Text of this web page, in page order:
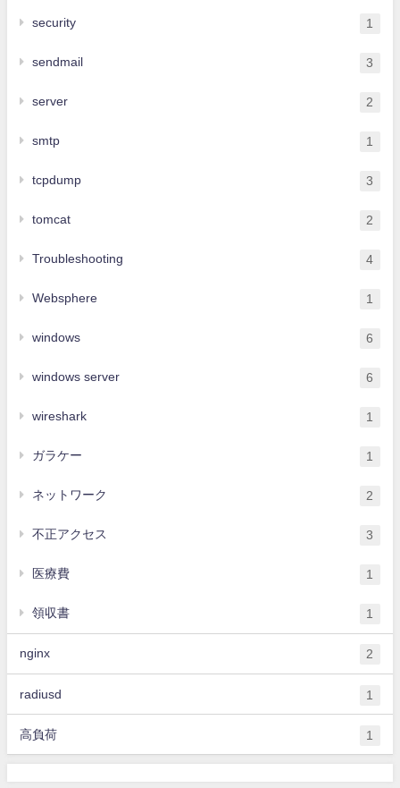
security 1
sendmail 3
server 2
smtp 1
tcpdump 3
tomcat 2
Troubleshooting 4
Websphere 1
windows 6
windows server 6
wireshark 1
ガラケー 1
ネットワーク 2
不正アクセス 3
医療費 1
領収書 1
nginx 2
radiusd 1
高負荷 1